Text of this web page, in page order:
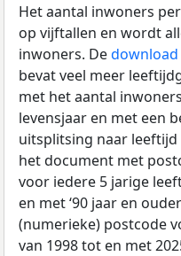
Het aantal inwoners
op vijftallen en wordt
inwoners. Dedownload
bevat veel meer
met het aantal
levensjaar en met een
uitsplitsing naar leeftijd
het document met
voor iedere 5 jarige
en met ‘90 jaar en
(numerieke) postcode
van 1998 tot en met